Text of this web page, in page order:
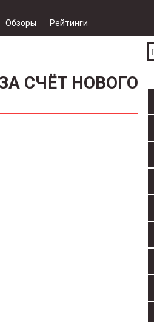
Обзоры Рейтинги
СЧЁТ НОВОГО